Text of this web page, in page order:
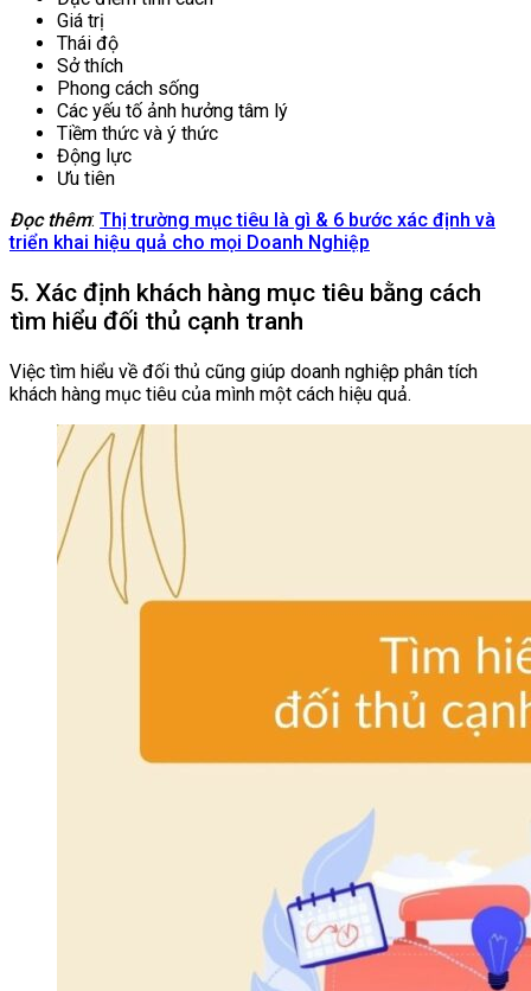
Giá trị
Thái độ
Sở thích
Phong cách sống
Các yếu tố ảnh hưởng tâm lý
Tiềm thức và ý thức
Động lực
Ưu tiên
Đọc thêm: Thị trường mục tiêu là gì & 6 bước xác định và
triển khai hiệu quả cho mọi Doanh Nghiệp
5. Xác định khách hàng mục tiêu bằng cách
tìm hiểu đối thủ cạnh tranh
Việc tìm hiểu về đối thủ cũng giúp doanh nghiệp phân tích
khách hàng mục tiêu của mình một cách hiệu quả.